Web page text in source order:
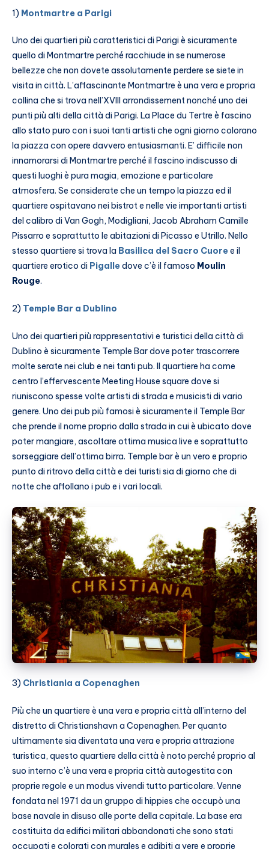
1) Montmartre a Parigi
Uno dei quartieri più caratteristici di Parigi è sicuramente
quello di Montmartre perché racchiude in se numerose
bellezze che non dovete assolutamente perdere se siete in
visita in città. L’affascinante Montmartre è una vera e propria
collina che si trova nell’XVIII arrondissement nonché uno dei
punti più alti della città di Parigi. La Place du Tertre è fascino
allo stato puro con i suoi tanti artisti che ogni giorno colorano
la piazza con opere davvero entusiasmanti. E’ difficile non
innamorarsi di Montmartre perché il fascino indiscusso di
questi luoghi è pura magia, emozione e particolare
atmosfera. Se considerate che un tempo la piazza ed il
quartiere ospitavano nei bistrot e nelle vie importanti artisti
del calibro di Van Gogh, Modigliani, Jacob Abraham Camille
Pissarro e soprattutto le abitazioni di Picasso e Utrillo. Nello
stesso quartiere si trova la Basilica del Sacro Cuoree il
quartiere erotico di Pigalledove c’è il famoso Moulin
Rouge.
2) Temple Bar a Dublino
Uno dei quartieri più rappresentativi e turistici della città di
Dublino è sicuramente Temple Bar dove poter trascorrere
molte serate nei club e nei tanti pub. Il quartiere ha come
centro l’effervescente Meeting House square dove si
riuniscono spesse volte artisti di strada e musicisti di vario
genere. Uno dei pub più famosi è sicuramente il Temple Bar
che prende il nome proprio dalla strada in cui è ubicato dove
poter mangiare, ascoltare ottima musica live e soprattutto
sorseggiare dell’ottima birra. Temple bar è un vero e proprio
punto di ritrovo della città e dei turisti sia di giorno che di
notte che affollano i pub e i vari locali.
3) Christiania a Copenaghen
Più che un quartiere è una vera e propria città all’interno del
distretto di Christianshavn a Copenaghen. Per quanto
ultimamente sia diventata una vera e propria attrazione
turistica, questo quartiere della città è noto perché proprio al
suo interno c’è una vera e propria città autogestita con
proprie regole e un modus vivendi tutto particolare. Venne
fondata nel 1971 da un gruppo di hippies che occupò una
base navale in disuso alle porte della capitale. La base era
costituita da edifici militari abbandonati che sono stati
occupati e colorati con murales e adibiti a vere e proprie